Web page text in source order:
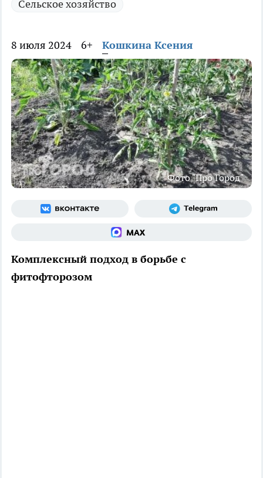
Сельское хозяйство
8 июля 2024 6+ Кошкина Ксения
Фото "Про Город"
Комплексный подход в борьбе с
фитофторозом